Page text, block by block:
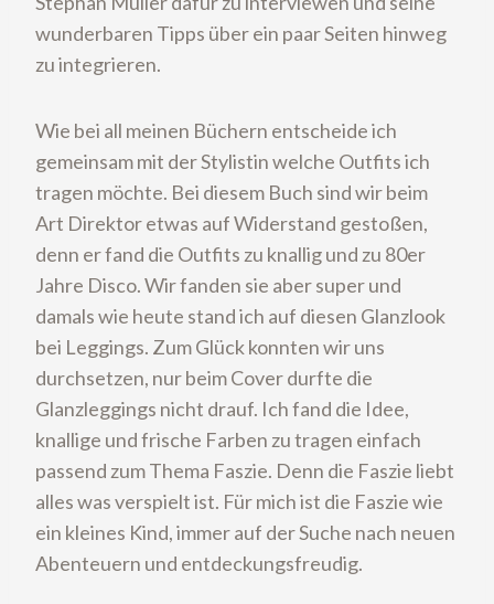
wunderbaren Tipps über ein paar Seiten hinweg
zu integrieren.
Wie bei all meinen Büchern entscheide ich
gemeinsam mit der Stylistin welche Outfits ich
tragen möchte. Bei diesem Buch sind wir beim
Art Direktor etwas auf Widerstand gestoßen,
denn er fand die Outfits zu knallig und zu 80er
Jahre Disco. Wir fanden sie aber super und
damals wie heute stand ich auf diesen Glanzlook
bei Leggings. Zum Glück konnten wir uns
durchsetzen, nur beim Cover durfte die
Glanzleggings nicht drauf. Ich fand die Idee,
knallige und frische Farben zu tragen einfach
passend zum Thema Faszie. Denn die Faszie liebt
alles was verspielt ist. Für mich ist die Faszie wie
ein kleines Kind, immer auf der Suche nach neuen
Abenteuern und entdeckungsfreudig.